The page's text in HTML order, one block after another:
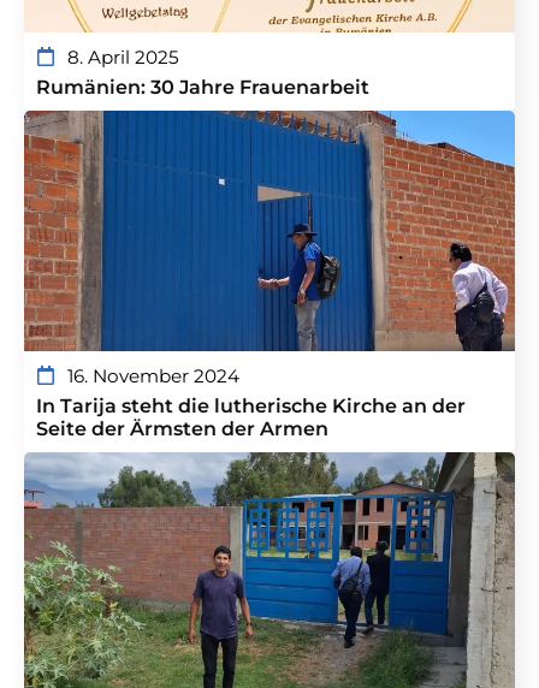
8. April 2025
Rumänien: 30 Jahre Frauenarbeit
16. November 2024
In Tarija steht die lutherische Kirche an der
Seite der Ärmsten der Armen